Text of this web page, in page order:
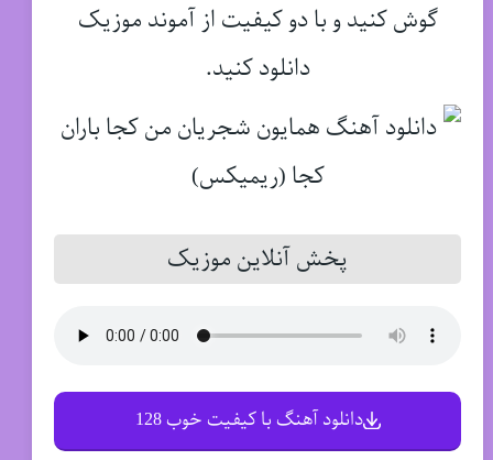
گوش کنید و با دو کیفیت از آموند موزیک
دانلود کنید.
پخش آنلاین موزیک
دانلود آهنگ با کیفیت خوب 128